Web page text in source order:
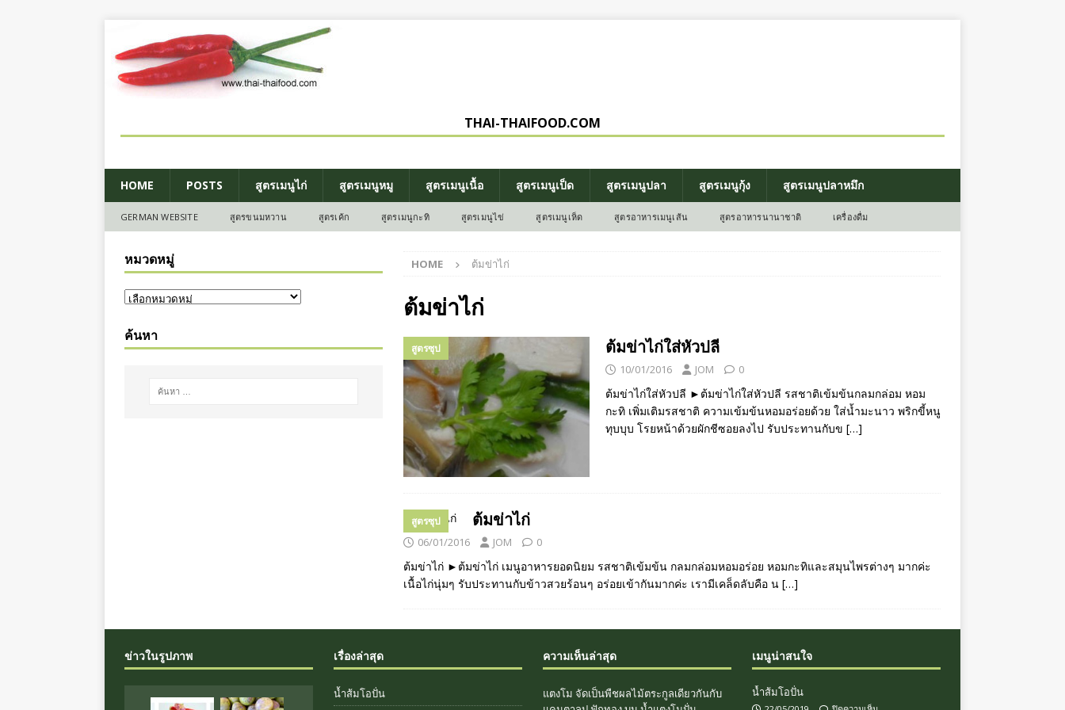
THAI-THAIFOOD.COM
HOME POSTS สูตรเมนูไก่ สูตรเมนูหมู สูตรเมนูเนื้อ สูตรเมนูเป็ด สูตรเมนูปลา สูตรเมนูกุ้ง สูตรเมนูปลาหมึก
GERMAN WEBSITE สูตรขนมหวาน สูตรเค้ก สูตรเมนูกะทิ สูตรเมนูไข่ สูตรเมนูเห็ด สูตรอาหารเมนูเส้น สูตรอาหารนานาชาติ เครื่องดื่ม
HOME ต้มข่าไก่
ต้มข่าไก่
สูตรซุป ต้มข่าไก่ใส่หัวปลี
10/01/2016 JOM 0
ต้มข่าไก่ใส่หัวปลี ►ต้มข่าไก่ใส่หัวปลี รสชาติเข้มข้นกลมกล่อม หอม
กะทิ เพิ่มเติมรสชาติ ความเข้มข้นหอมอร่อยด้วย ใส่น้ำมะนาว พริกขี้หนู
ทุบบุบ โรยหน้าด้วยผักชีซอยลงไป รับประทานกับข […]
สูตรซุป ต้มข่าไก่
06/01/2016 JOM 0
ต้มข่าไก่ ►ต้มข่าไก่ เมนูอาหารยอดนิยม รสชาติเข้มข้น กลมกล่อมหอมอร่อย หอมกะทิและสมุนไพรต่างๆ มากค่ะ
เนื้อไก่นุ่มๆ รับประทานกับข้าวสวยร้อนๆ อร่อยเข้ากันมากค่ะ เรามีเคล็ดลับคือ น […]
หมวดหมู่
ค้นหา
ข่าวในรูปภาพ เรื่องล่าสุด
น้ำส้มโอปั่น
ความเห็นล่าสุด
แตงโม จัดเป็นพืชผลไม้ตระกูลเดียวกันกับ
เมนูน่าสนใจ
น้ำส้มโอปั่น